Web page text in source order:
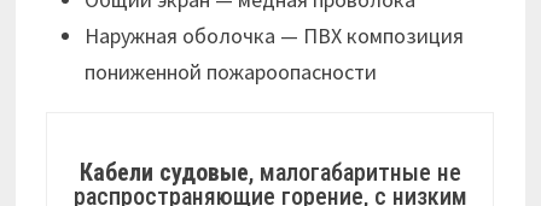
Наружная оболочка — ПВХ композиция
пониженной пожароопасности
Кабели судовые, малогабаритные не
распространяющие горение, с низким